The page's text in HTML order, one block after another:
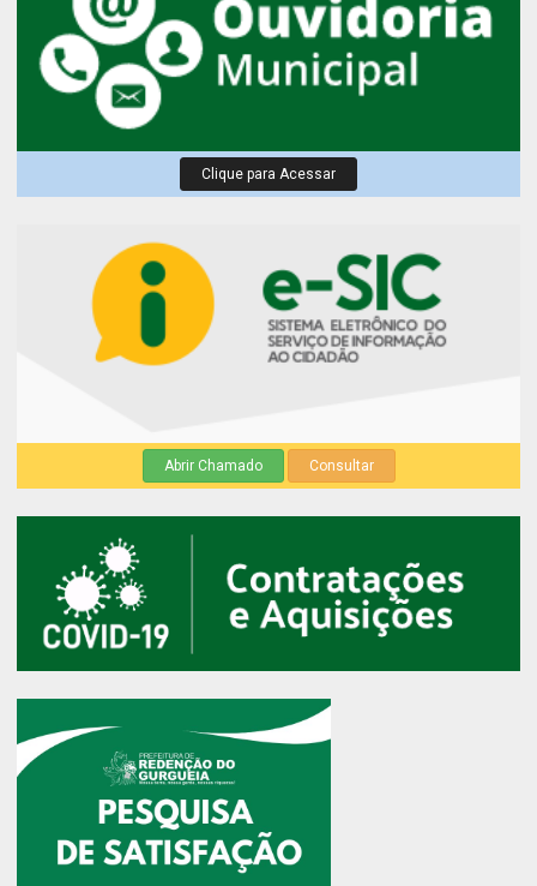
Clique para Acessar
Abrir Chamado Consultar